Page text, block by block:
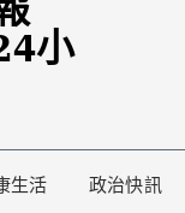
小
生活 政治快訊